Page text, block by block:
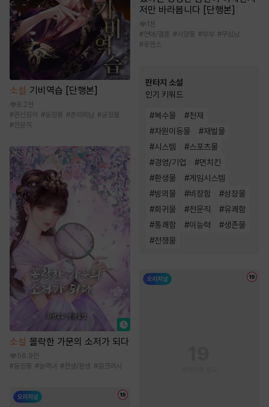
소설 기비역습 [단행본]
8.2천
#권선징악 #동양풍 #츤데레남 #궁정물
#전문직
소설 몰락한 가문의 소저가 되다
58.9만
#동양풍 #능력녀 #전생/환생 #걸크러시
저만 바라봅니다 [단행본]
1천
#연애/결혼 #서양풍 #부부 #무심남
#로맨스
판타지 소설
인기 키워드
#복수물 #천재
#차원이동물 #재벌물
#시스템 #스포츠물
#경영/기업 #먼치킨
#환생물 #게임시스템
#빙의물 #비장함 #성장물
#회귀물 #전문직 #유쾌함
#통쾌함 #이능력 #생존물
#전쟁물